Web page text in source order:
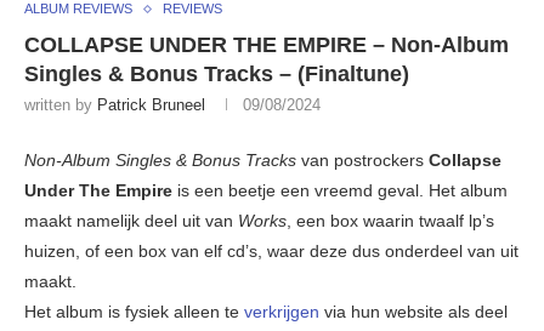
ALBUM REVIEWS REVIEWS
COLLAPSE UNDER THE EMPIRE – Non-Album
Singles & Bonus Tracks – (Finaltune)
written by Patrick Bruneel 09/08/2024
Non-Album Singles & Bonus Tracks van postrockers Collapse
Under The Empire is een beetje een vreemd geval. Het album
maakt namelijk deel uit van Works, een box waarin twaalf lp’s
huizen, of een box van elf cd’s, waar deze dus onderdeel van uit
maakt.
Het album is fysiek alleen te verkrijgen via hun website als deel